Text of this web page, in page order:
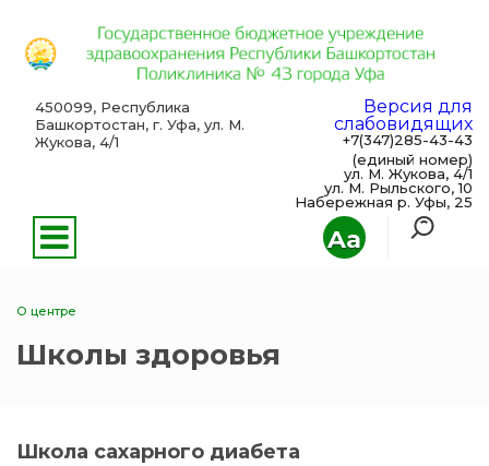
Aa
450099, Республика
Башкортостан, г. Уфа, ул. М.
Жукова, 4/1
Версия для
слабовидящих
+7(347)285-43-43
(единый номер)
ул. М. Жукова, 4/1
ул. М. Рыльского, 10
Набережная р. Уфы, 25
О центре
Школы здоровья
Школа сахарного диабета